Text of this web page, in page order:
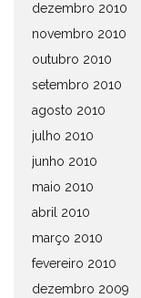
dezembro 2010
novembro 2010
outubro 2010
setembro 2010
agosto 2010
julho 2010
junho 2010
maio 2010
abril 2010
março 2010
fevereiro 2010
dezembro 2009